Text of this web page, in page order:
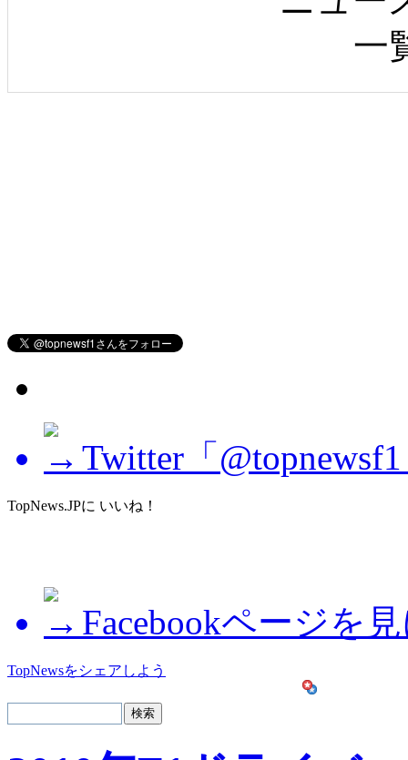
Twitter「
TopNews.JPに いいね！
Facebookページを
TopNewsをシェアしよう